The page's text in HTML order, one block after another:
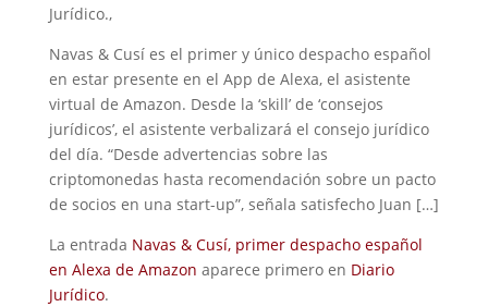
Jurídico.,
Navas & Cusí es el primer y único despacho español
en estar presente en el App de Alexa, el asistente
virtual de Amazon. Desde la ‘skill’ de ‘consejos
jurídicos’, el asistente verbalizará el consejo jurídico
del día. “Desde advertencias sobre las
criptomonedas hasta recomendación sobre un pacto
de socios en una start-up”, señala satisfecho Juan […]
La entrada Navas & Cusí, primer despacho español
en Alexa de Amazon aparece primero en Diario
Jurídico.